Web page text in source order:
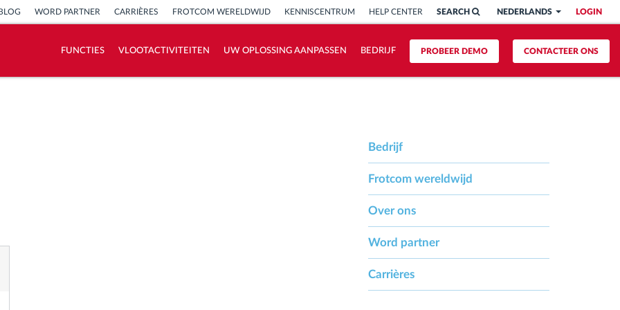
LOGIN
NEDERLANDS
SEARCH
WORD PARTNER CARRIÈRES FROTCOM WERELDWIJD KENNISCENTRUM HELP CENTER
CONTACTEER ONS
PROBEER DEMO
FUNCTIES VLOOTACTIVITEITEN UW OPLOSSING AANPASSEN BEDRIJF
Bedrijf
Frotcom wereldwijd
Over ons
Word partner
Carrières